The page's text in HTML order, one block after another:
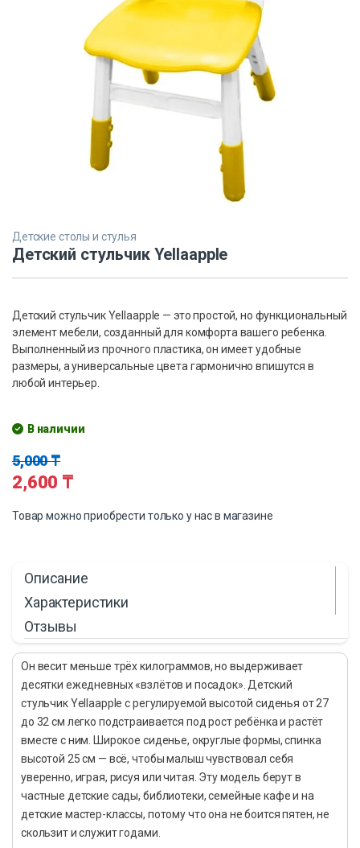
Детские столы и стулья
Детский стульчик Yellaapple
Детский стульчик Yellaapple — это простой, но функциональный
элемент мебели, созданный для комфорта вашего ребенка.
Выполненный из прочного пластика, он имеет удобные
размеры, а универсальные цвета гармонично впишутся в
любой интерьер.
В наличии
5,000₸
2,600 ₸
Товар можно приобрести только у нас в магазине
Описание
Характеристики
Отзывы
Он весит меньше трёх килограммов, но выдерживает
десятки ежедневных «взлётов и посадок». Детский
стульчик Yellaapple с регулируемой высотой сиденья от 27
до 32 см легко подстраивается под рост ребёнка и растёт
вместе с ним. Широкое сиденье, округлые формы, спинка
высотой 25 см — всё, чтобы малыш чувствовал себя
уверенно, играя, рисуя или читая. Эту модель берут в
частные детские сады, библиотеки, семейные кафе и на
детские мастер-классы, потому что она не боится пятен, не
скользит и служит годами.